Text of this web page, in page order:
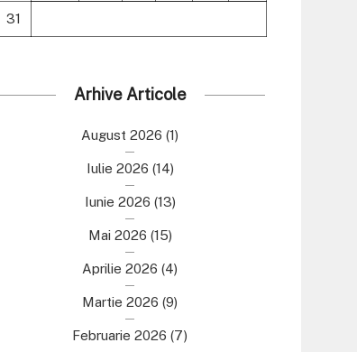
31
Arhive Articole
August 2026 (1)
Iulie 2026 (14)
Iunie 2026 (13)
Mai 2026 (15)
Aprilie 2026 (4)
Martie 2026 (9)
Februarie 2026 (7)